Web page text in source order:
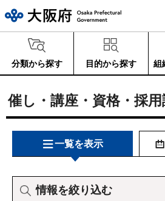
分類から探す 目的から探す 組
催し・講座・資格・採
一覧を表示
情報を絞り込む